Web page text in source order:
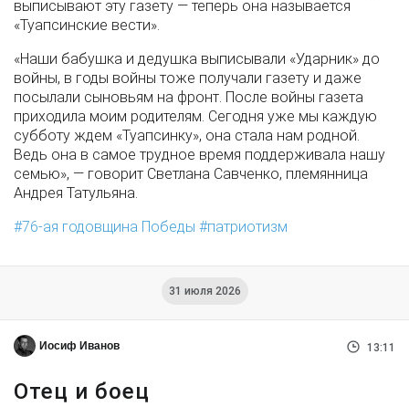
выписывают эту газету — теперь она называется
«Туапсинские вести».
«Наши бабушка и дедушка выписывали «Ударник» до
войны, в годы войны тоже получали газету и даже
посылали сыновьям на фронт. После войны газета
приходила моим родителям. Сегодня уже мы каждую
субботу ждем «Туапсинку», она стала нам родной.
Ведь она в самое трудное время поддерживала нашу
семью», — говорит Светлана Савченко, племянница
Андрея Татульяна.
76-ая годовщина Победы
патриотизм
31 июля 2026
Иосиф Иванов 13:11
Отец и боец